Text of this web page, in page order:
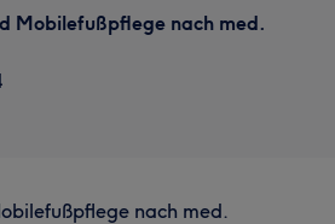
Mobilefußpflege nach med.
nach med.